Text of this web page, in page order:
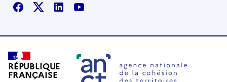
Facebook
X LinkedinYoutube
RÉPUBLIQUE
FRANÇAISE